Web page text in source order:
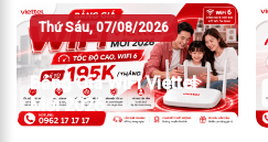
Thứ Sáu, 07/08/2026
Bảng Giá WiFi Viettel
Mới 2026